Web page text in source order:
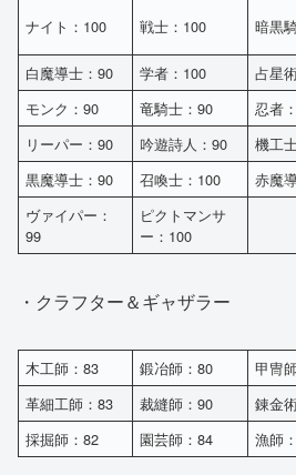
ナイト：100 戦士：100 暗黒
白魔導士：90
学者：100 占星
モンク：90
竜騎士：90 忍者
リーパー：90
吟遊詩人：90 機工
黒魔導士：90
召喚士：100 赤魔
ヴァイパー：
99
ピクトマンサ
ー：100
・クラフター＆ギャザラー
木工師：83 鍛冶師：80 甲冑
革細工師：83
裁縫師：90 錬金
採掘師：82
園芸師：84 漁師